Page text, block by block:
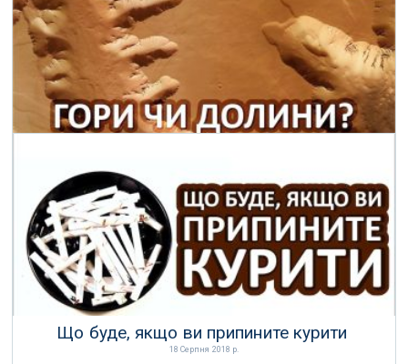
Що буде, якщо ви припините курити
18 Серпня 2018 р.